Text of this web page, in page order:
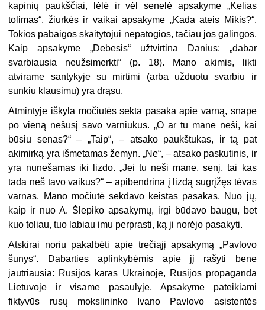
kapinių paukščiai, lėlė ir vėl senelė apsakyme „Kelias
tolimas“, žiurkės ir vaikai apsakyme „Kada ateis Mikis?“.
Tokios pabaigos skaitytojui nepatogios, tačiau jos galingos.
Kaip apsakyme „Debesis“ užtvirtina Danius: „dabar
svarbiausia neužsimerkti“ (p. 18). Mano akimis, likti
atvirame santykyje su mirtimi (arba užduotu svarbiu ir
sunkiu klausimu) yra drąsu.
Atmintyje iškyla močiutės sekta pasaka apie varną, snape
po vieną nešusį savo varniukus. „O ar tu mane neši, kai
būsiu senas?“ – „Taip“, – atsako paukštukas, ir tą pat
akimirką yra išmetamas žemyn. „Ne“, – atsako paskutinis, ir
yra nunešamas iki lizdo. „Jei tu neši mane, senį, tai kas
tada neš tavo vaikus?“ – apibendrina į lizdą sugrįžęs tėvas
varnas. Mano močiutė sekdavo keistas pasakas. Nuo jų,
kaip ir nuo A. Šlepiko apsakymų, irgi būdavo baugu, bet
kuo toliau, tuo labiau imu perprasti, ką ji norėjo pasakyti.
Atskirai noriu pakalbėti apie trečiąjį apsakymą „Pavlovo
šunys“. Dabarties aplinkybėmis apie jį rašyti bene
jautriausia: Rusijos karas Ukrainoje, Rusijos propaganda
Lietuvoje ir visame pasaulyje. Apsakyme pateikiami
fiktyvūs rusų mokslininko Ivano Pavlovo asistentės